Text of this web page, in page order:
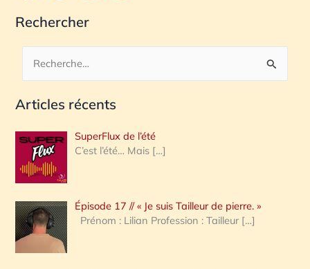
Rechercher
c
e
r
c
h
e
Articles récents
SuperFlux de l’été
C’est l’été… Mais […]
Épisode 17 // « Je suis Tailleur de pierre. »
Prénom : Lilian Profession : Tailleur […]